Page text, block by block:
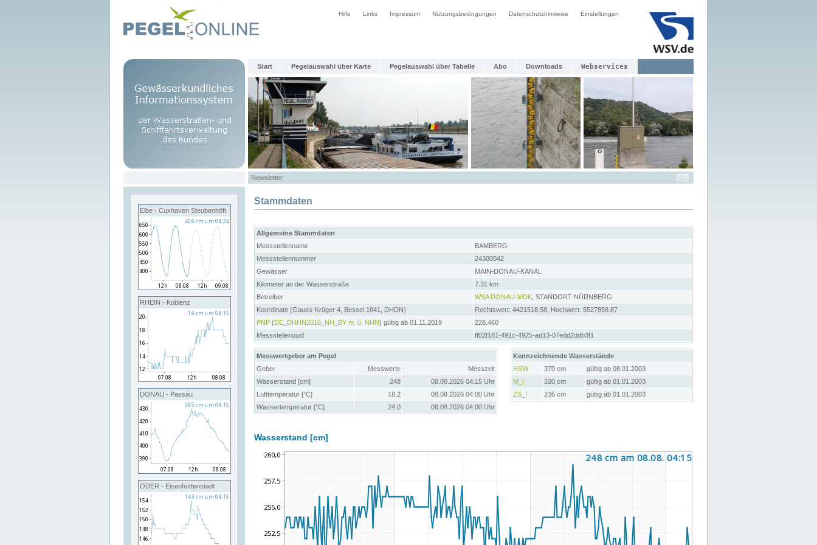
Hilfe Links Impressum Nutzungsbedingungen Datenschutzhinweise Einstellungen
Start Pegelauswahl über Karte Pegelauswahl über Tabelle Abo Downloads Webservices
Newsletter
Elbe - Cuxhaven Steubenhöft
RHEIN - Koblenz
DONAU - Passau
ODER - Eisenhüttenstadt
Stammdaten
Allgemeine Stammdaten
Messstellenname
BAMBERG
Messstellennummer
24300042
Gewässer
MAIN-DONAU-KANAL
Kilometer an der Wasserstraße
7.31 km
Betreiber
WSA DONAU-MDK , STANDORT NÜRNBERG
Koordinate (Gauss-Krüger 4, Bessel 1841, DHDN)
Rechtswert: 4421518.58; Hochwert: 5527858.87
PNP (DE_DHHN2016_NH_BY m. ü. NHN) gültig ab 01.11.2019
228.460
Messstellenuuid
ff02f181-491c-4925-ad13-07edd2ddb3f1
Messwertgeber am Pegel
Geber
Messwerte
Messzeit
Wasserstand [cm]
248
08.08.2026 04:15 Uhr
Lufttemperatur [°C]
18,2
08.08.2026 04:00 Uhr
Wassertemperatur [°C]
24,0 08.08.2026 04:00 Uhr
Kennzeichnende Wasserstände
HSW
370 cm
gültig ab 08.01.2003
M_I
330 cm
gültig ab 01.01.2003
ZS_I
236 cm gültig ab 01.01.2003
Wasserstand [cm]